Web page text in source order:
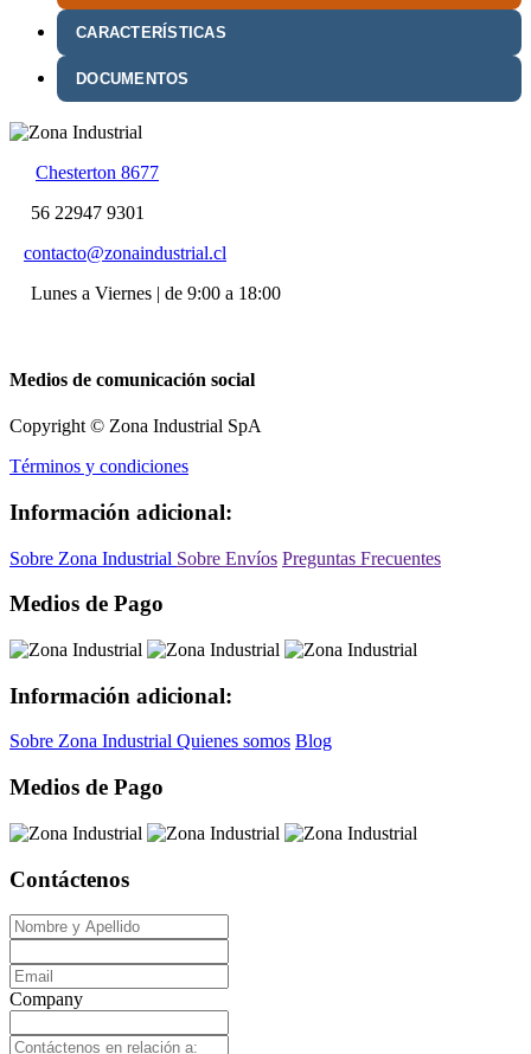
CARACTERÍSTICAS
DOCUMENTOS
Chesterton 8677
56 22947 9301
contacto@zonaindustrial.cl
Lunes a Viernes | de 9:00 a 18:00
Medios de comunicación social
Copyright © Zona Industrial SpA
Términos y condiciones
Información adicional:
Sobre Zona Industrial Sobre Envíos Preguntas Frecuentes
Medios de Pago
Información adicional:
Sobre Zona Industrial Quienes somos Blog
Medios de Pago
Contáctenos
Company